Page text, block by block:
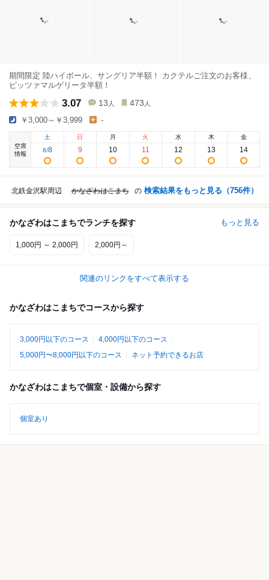
期間限定 陸ハイボール、サングリア半額！ カクテルご注文のお客様、
ピッツァマルゲリータ半額！
3.07 13 人 473 人
￥3,000～￥3,999 -
空席
情報
土
8/8
日
9
月
10
火
11
水
12
木
13
金
14
北鉄金沢駅周辺 かなざわはこまち の 検索結果をもっと見る（756件）
かなざわはこまちでランチを探す もっと見る
1,000円 ～ 2,000円 2,000円～
関連のリンクをすべて表示する
かなざわはこまちでコースから探す
3,000円以下のコース
4,000円以下のコース
5,000円〜8,000円以下のコース
ネット予約できるお店
かなざわはこまちで個室・設備から探す
個室あり